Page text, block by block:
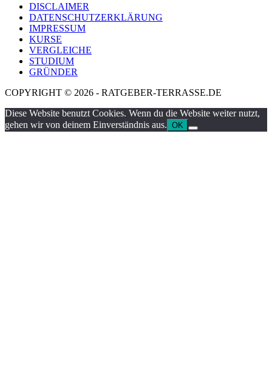
DISCLAIMER
DATENSCHUTZERKLÄRUNG
IMPRESSUM
KURSE
VERGLEICHE
STUDIUM
GRÜNDER
COPYRIGHT © 2026 - RATGEBER-TERRASSE.DE
Diese Website benutzt Cookies. Wenn du die Website weiter nutzt,
gehen wir von deinem Einverständnis aus. OK